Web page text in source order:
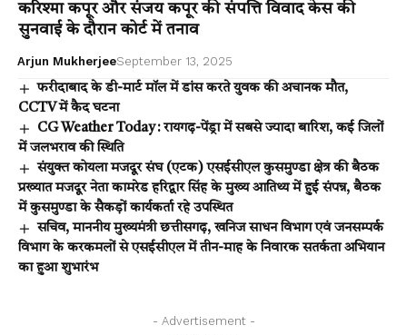
करिश्मा कपूर और संजय कपूर की संपत्ति विवाद केस की
सुनवाई के दौरान कोर्ट में तनाव
Arjun MukherjeeSeptember 13, 2025
फरीदाबाद के डी-मार्ट मॉल में डांस करते युवक की अचानक मौत,
CCTV में कैद घटना
CG Weather Today : रायगढ़-पेंड्रा में सबसे ज्यादा बारिश, कई जिलों
में जलभराव की स्थिति
संयुक्त कोयला मजदूर संघ (एटक) एसईसीएल कुसमुण्डा क्षेत्र की बैठक
प्रख्यात मजदूर नेता कामरेड हरिद्वार सिंह के मुख्य आतिथ्य में हुई संपन्न, बैठक
में कुसमुण्डा के सैकड़ों कार्यकर्ता रहे उपस्थित
सचिव, माननीय मुख्यमंत्री छत्तीसगढ़, खनिज साधन विभाग एवं जनसम्पर्क
विभाग के करकमलों से एसईसीएल में तीन-माह के निवारक सतर्कता अभियान
का हुआ शुभारंभ
- Advertisement -